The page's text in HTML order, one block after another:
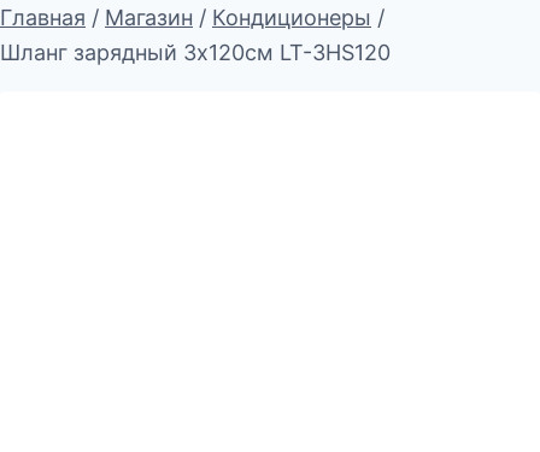
Главная / Магазин / Кондиционеры /
Шланг зарядный 3х120см LT-3HS120